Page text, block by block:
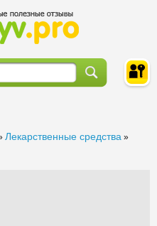
Лекарственные средства »